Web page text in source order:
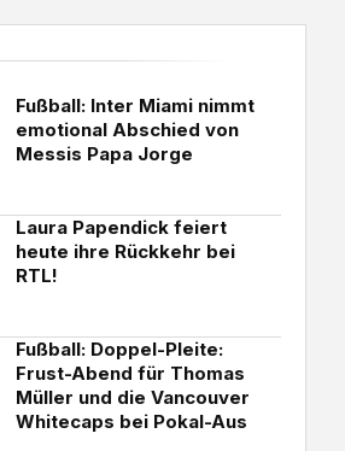
Fußball: Inter Miami nimmt
emotional Abschied von
Messis Papa Jorge
Laura Papendick feiert
heute ihre Rückkehr bei
RTL!
Fußball: Doppel-Pleite:
Frust-Abend für Thomas
Müller und die Vancouver
Whitecaps bei Pokal-Aus